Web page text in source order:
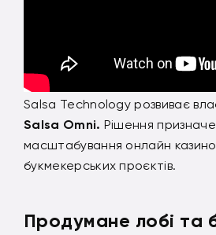
Salsa Technology розвиває
Salsa Omni. Рішення
масштабування онлайн
букмекерських проєктів.
Продумане лобі та